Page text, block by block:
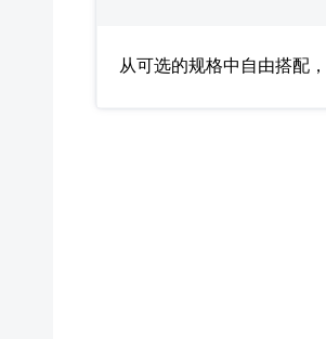
从可选的规格中自由搭配